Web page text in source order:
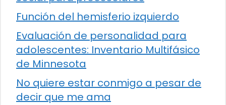
Función del hemisferio izquierdo
Evaluación de personalidad para
adolescentes: Inventario Multifásico
de Minnesota
No quiere estar conmigo a pesar de
decir que me ama